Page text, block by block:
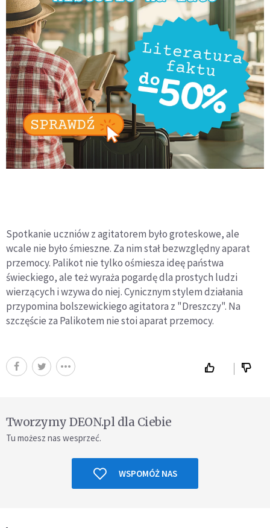
Spotkanie uczniów z agitatorem było groteskowe, ale
wcale nie było śmieszne. Za nim stał bezwzględny aparat
przemocy. Palikot nie tylko ośmiesza ideę państwa
świeckiego, ale też wyraża pogardę dla prostych ludzi
wierzących i wzywa do niej. Cynicznym stylem działania
przypomina bolszewickiego agitatora z "Dreszczy". Na
szczęście za Palikotem nie stoi aparat przemocy.
Tworzymy DEON.pl dla Ciebie
Tu możesz nas wesprzeć.
WSPOMÓŻ NAS